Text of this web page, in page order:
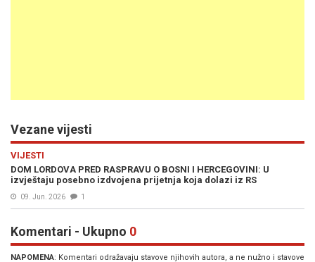
Vezane vijesti
VIJESTI
DOM LORDOVA PRED RASPRAVU O BOSNI I HERCEGOVINI: U
izvještaju posebno izdvojena prijetnja koja dolazi iz RS
09. Jun. 2026 1
Komentari - Ukupno 0
NAPOMENA: Komentari odražavaju stavove njihovih autora, a ne nužno i stavove